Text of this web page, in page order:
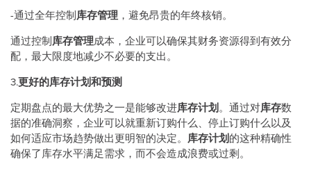
-通过全年控制库存管理 ，避免昂贵的年终核销。
通过控制库存管理成本，企业可以确保其财务资源得到有效分
配，最大限度地减少不必要的支出。
3.更好的库存计划和预测
定期盘点的最大优势之一是能够改进库存计划。通过对库存数
据的准确洞察，企业可以就重新订购什么、停止订购什么以及
如何适应市场趋势做出更明智的决定。 库存计划的这种精确性
确保了库存水平满足需求，而不会造成浪费或过剩。